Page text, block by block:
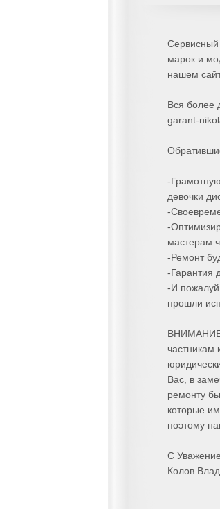
Сервисный
марок и
нашем
Вся более
garant-
-
девочки
-
-
мастерам
-Ремонт
-Гарантия
-И
прошли
ВНИМАНИЕ:
частникам
Вас, в
ремонту
которые
поэтому
С
Колов